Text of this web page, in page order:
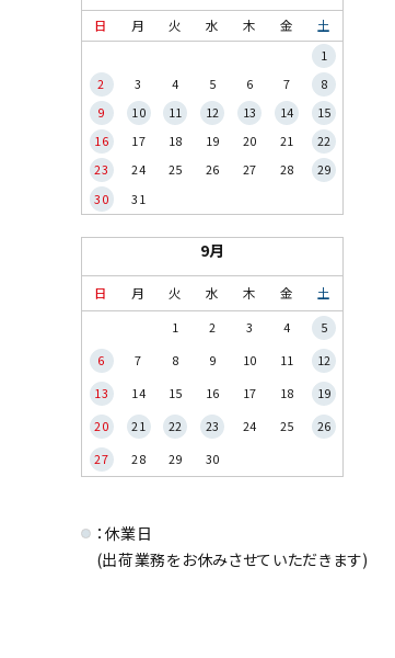
日 月 火 水 木 金 土
1
2
3 4 5 6 7
8
9
10 11 12 13 14
15
16
17 18 19 20 21
22
23
24 25 26 27 28
29
30
31
9月
日 月 火 水 木 金 土
1 2 3 4
5
6
7 8 9 10 11
12
13
14 15 16 17 18
19
20
21 22 23 24 25
26
27
28 29 30
：休業日
(出荷業務をお休みさせていただきます)